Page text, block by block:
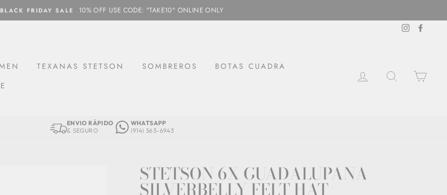
BLACK FRIDAY SALE
10% OFF USE CODE: "TAKE10" ONLINE ONLY
Instagram
TEXANAS STETSON SOMBREROS
BOTAS CUADRA
LOG IN SEARCH
ENVIO RÁPIDO
& SEGURO
WHATSAPP
(914) 563-6943
STETSON 6X GUADALUPANA
SILVERBELLY FELT HAT